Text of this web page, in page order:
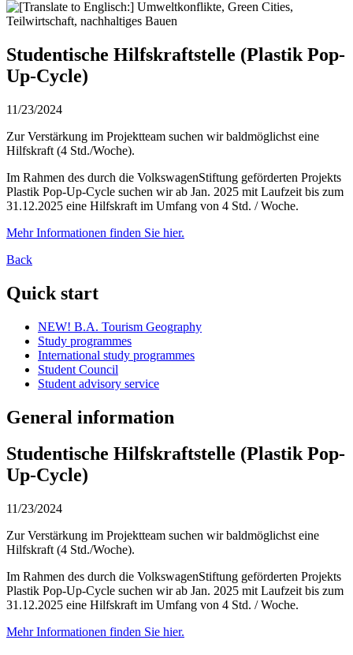
Studentische Hilfskraftstelle (Plastik Pop-
Up-Cycle)
11/23/2024
Zur Verstärkung im Projektteam suchen wir baldmöglichst eine
Hilfskraft (4 Std./Woche).
Im Rahmen des durch die VolkswagenStiftung geförderten Projekts
Plastik Pop-Up-Cycle suchen wir ab Jan. 2025 mit Laufzeit bis zum
31.12.2025 eine Hilfskraft im Umfang von 4 Std. / Woche.
Mehr Informationen finden Sie hier.
Back
Quick start
NEW! B.A. Tourism Geography
Study programmes
International study programmes
Student Council
Student advisory service
General information
Studentische Hilfskraftstelle (Plastik Pop-
Up-Cycle)
11/23/2024
Zur Verstärkung im Projektteam suchen wir baldmöglichst eine
Hilfskraft (4 Std./Woche).
Im Rahmen des durch die VolkswagenStiftung geförderten Projekts
Plastik Pop-Up-Cycle suchen wir ab Jan. 2025 mit Laufzeit bis zum
31.12.2025 eine Hilfskraft im Umfang von 4 Std. / Woche.
Mehr Informationen finden Sie hier.